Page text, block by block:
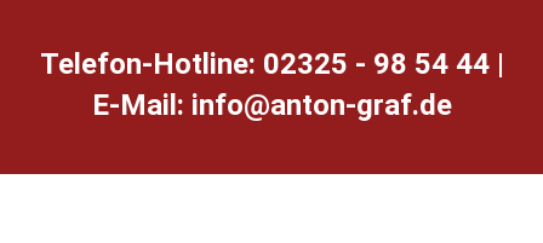
Telefon-Hotline: 02325 - 98 54 44 |
E-Mail: ed.farg-notna@ofni